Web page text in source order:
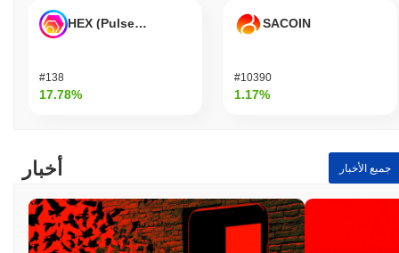
HEX (Pulsechain)
#138
17.78%
SACOIN
#10390
1.17%
أخبار جميع الأخبار